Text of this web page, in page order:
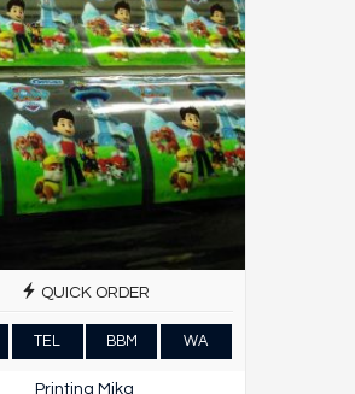
QUICK ORDER
TEL BBM WA
Printing Mika